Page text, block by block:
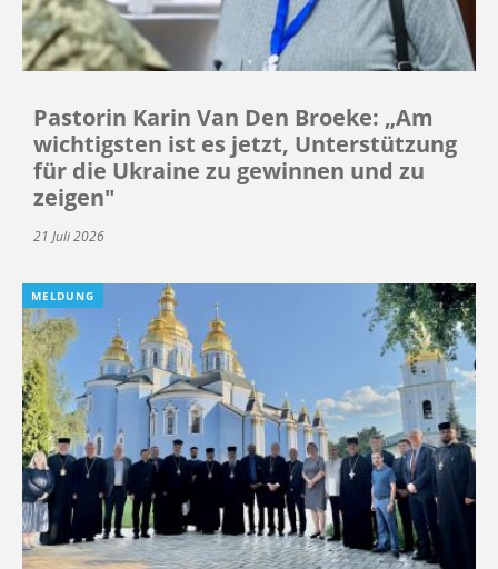
Pastorin Karin Van Den Broeke: „Am
wichtigsten ist es jetzt, Unterstützung
für die Ukraine zu gewinnen und zu
zeigen"
21 Juli 2026
MELDUNG